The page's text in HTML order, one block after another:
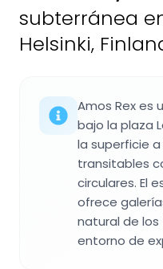
subterránea
Helsinki,
Amos Rex es
bajo la plaza
la superficie
transitables
circulares. El
ofrece
natural de
entorno de